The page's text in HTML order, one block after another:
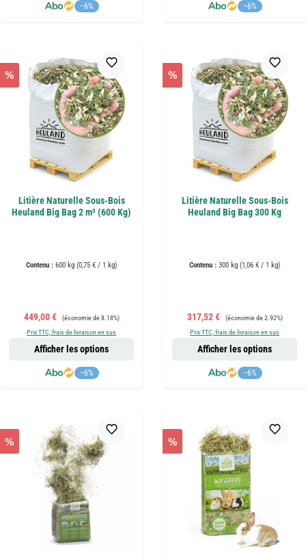
−6% −6%
%
Litière Naturelle Sous-Bois
Heuland Big Bag 2 m³ (600 Kg)
Contenu : 600 kg (0,75 € / 1 kg)
Prix de vente :
449,00 € Prix régulier :
(économie de 8.18%)
Prix TTC, frais de livraison en sus
−6%
Afficher les options
%
Litière Naturelle Sous-Bois
Heuland Big Bag 300 Kg
Contenu : 300 kg (1,06 € / 1 kg)
Prix de vente :
317,52 € Prix régulier :
(économie de 2.92%)
Prix TTC, frais de livraison en sus
−6%
Afficher les options
% %